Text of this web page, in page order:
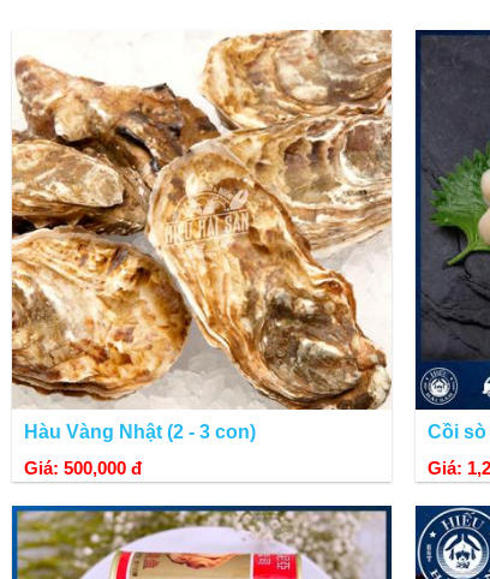
Hàu Vàng Nhật (2 - 3 con)
Giá: 500,000 đ
Cồi sò
Giá: